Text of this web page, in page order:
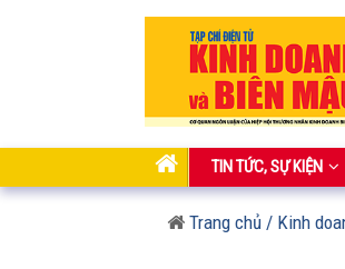
TIN TỨC, SỰ KIỆN
Trang chủ / Kinh